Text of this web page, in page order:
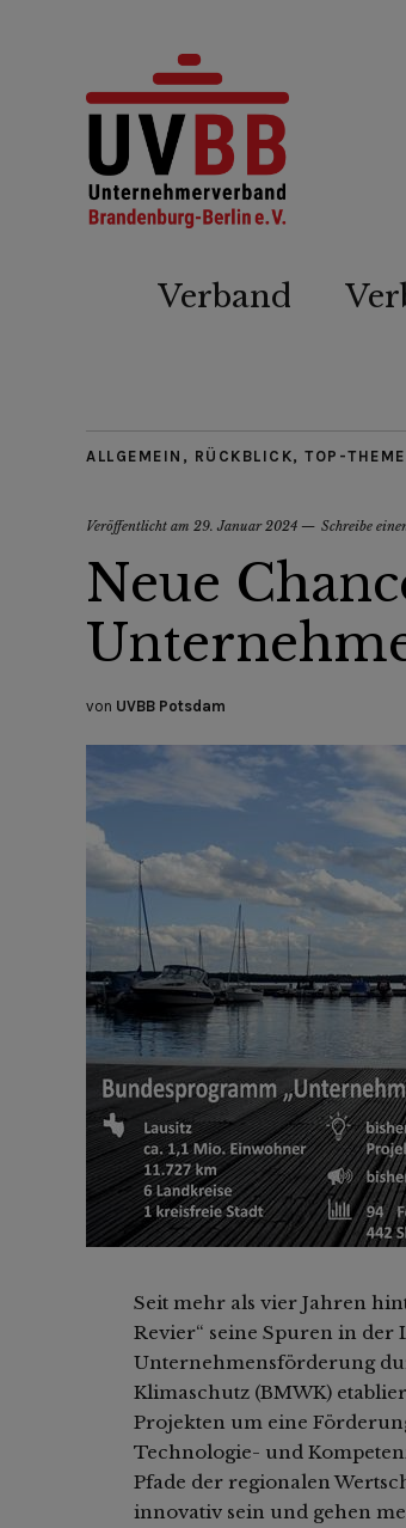
Verband
ALLGEMEIN , RÜCKBLICK, TOP-
Veröffentlicht am 29. Januar 2024 Schreibe
Neue
von UVBB Potsdam
Seit mehr als vier Jahren
Revier“ seine Spuren in der
Unternehmensförderung
Klimaschutz (BMWK)
Projekten um eine
Technologie- und
Pfade der regionalen
innovativ sein und gehen